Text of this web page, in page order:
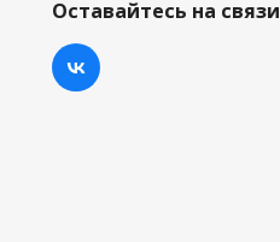
Оставайтесь на связи